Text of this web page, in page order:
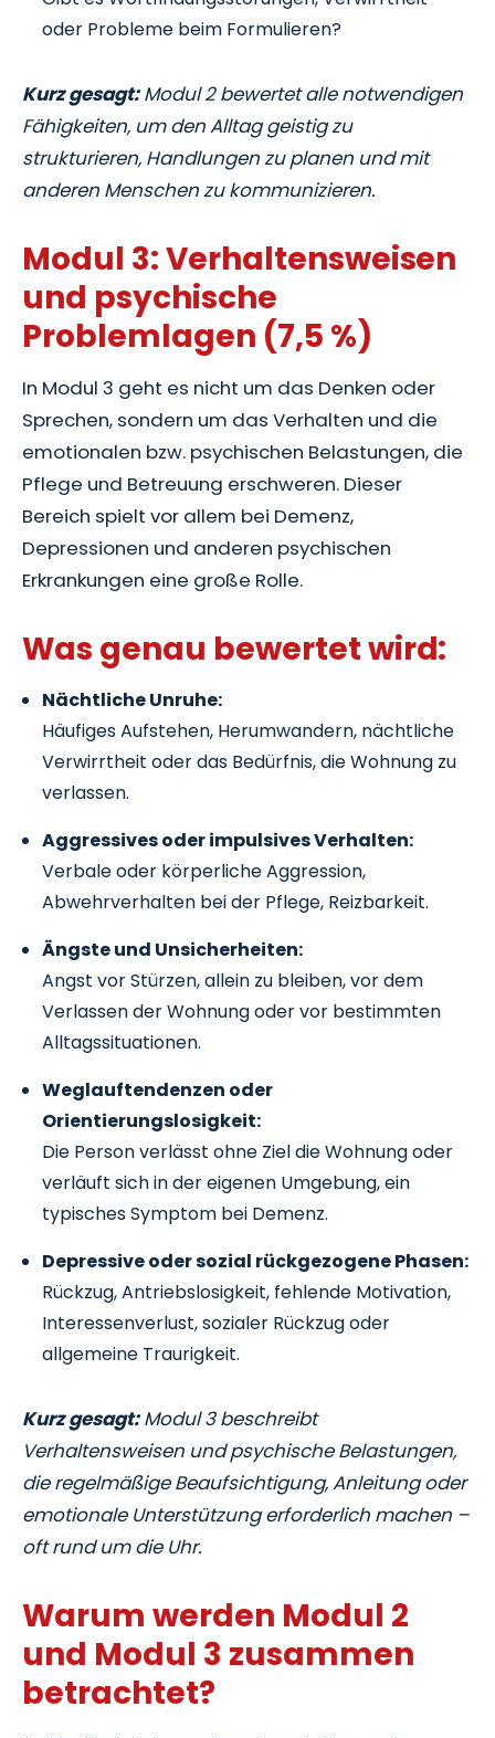
oder Probleme beim Formulieren?
Kurz gesagt:Modul 2 bewertet alle notwendigen
Fähigkeiten, um den Alltag geistig zu
strukturieren, Handlungen zu planen und mit
anderen Menschen zu kommunizieren.
Modul 3: Verhaltensweisen
und psychische
Problemlagen (7,5 %)
In Modul 3 geht es nicht um das Denken oder
Sprechen, sondern um das Verhalten und die
emotionalen bzw. psychischen Belastungen, die
Pflege und Betreuung erschweren. Dieser
Bereich spielt vor allem bei Demenz,
Depressionen und anderen psychischen
Erkrankungen eine große Rolle.
Was genau bewertet wird:
Nächtliche Unruhe:
Häufiges Aufstehen, Herumwandern, nächtliche
Verwirrtheit oder das Bedürfnis, die Wohnung zu
verlassen.
Aggressives oder impulsives Verhalten:
Verbale oder körperliche Aggression,
Abwehrverhalten bei der Pflege, Reizbarkeit.
Ängste und Unsicherheiten:
Angst vor Stürzen, allein zu bleiben, vor dem
Verlassen der Wohnung oder vor bestimmten
Alltagssituationen.
Weglauftendenzen oder
Orientierungslosigkeit:
Die Person verlässt ohne Ziel die Wohnung oder
verläuft sich in der eigenen Umgebung, ein
typisches Symptom bei Demenz.
Depressive oder sozial rückgezogene Phasen:
Rückzug, Antriebslosigkeit, fehlende Motivation,
Interessenverlust, sozialer Rückzug oder
allgemeine Traurigkeit.
Kurz gesagt:Modul 3 beschreibt
Verhaltensweisen und psychische Belastungen,
die regelmäßige Beaufsichtigung, Anleitung oder
emotionale Unterstützung erforderlich machen –
oft rund um die Uhr.
Warum werden Modul 2
und Modul 3 zusammen
betrachtet?